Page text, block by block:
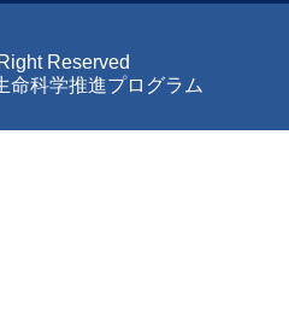
Reserved
命科学推進プログラム